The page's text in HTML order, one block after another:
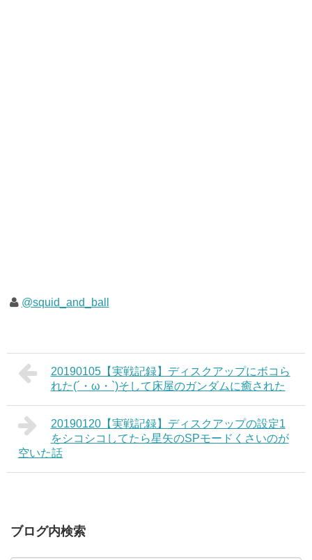
@squid_and_ball
20190105【実戦記録】ディスクアップにボコら
れた(´・ω・`)そして床屋のガンダムに癒された
20190120【実戦記録】ディスクアップの設定1
をシコシコしてたら星矢のSPモードくさいのが
空いた話
ブログ内検索